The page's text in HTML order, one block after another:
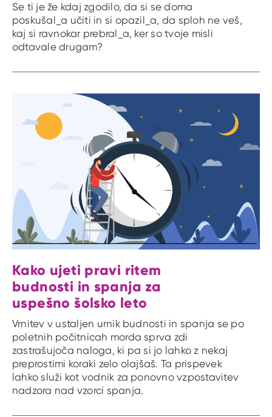
Se ti je že kdaj zgodilo, da si se doma
poskušal_a učiti in si opazil_a, da sploh ne veš,
kaj si ravnokar prebral_a, ker so tvoje misli
odtavale drugam?
Kako ujeti pravi ritem
budnosti in spanja za
uspešno šolsko leto
Vrnitev v ustaljen urnik budnosti in spanja se po
poletnih počitnicah morda sprva zdi
zastrašujoča naloga, ki pa si jo lahko z nekaj
preprostimi koraki zelo olajšaš. Ta prispevek
lahko služi kot vodnik za ponovno vzpostavitev
nadzora nad vzorci spanja.